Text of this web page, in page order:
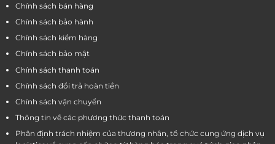
Chính sách bán hàng
Chính sách bảo hành
Chính sách kiểm hàng
Chính sách bảo mật
Chính sách thanh toán
Chính sách đổi trả hoàn tiền
Chính sách vận chuyển
Thông tin về các phương thức thanh toán
Phân định trách nhiệm của thương nhân, tổ chức cung ứng dịch vụ